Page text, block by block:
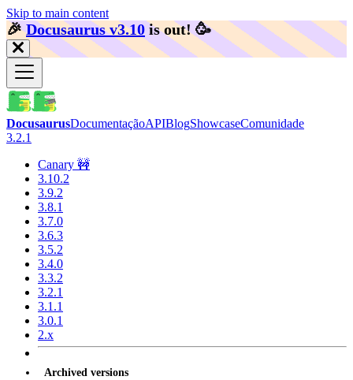
Skip to main content
🎉️Docusaurus v3.10 is out! 🥳️
DocusaurusDocumentaçãoAPIBlogShowcaseComunidade
3.2.1
Canary 🚧
3.10.2
3.9.2
3.8.1
3.7.0
3.6.3
3.5.2
3.4.0
3.3.2
3.2.1
3.1.1
3.0.1
2.x
Archived versions